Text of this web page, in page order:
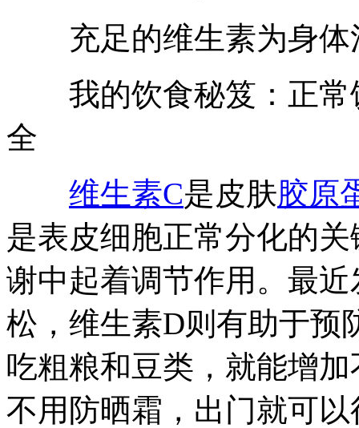
充足的维生素为身体
我的饮食秘笈：正常
全
维生素C是皮肤胶原
是表皮细胞正常分化的
谢中起着调节作用。最
松，维生素D则有助于预
吃粗粮和豆类，就能增
不用防晒霜，出门就可